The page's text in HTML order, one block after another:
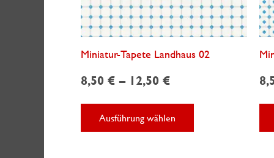
Miniatur-Tapete Landhaus 02
8,50 € – 12,50 €
Ausführung wählen
Dieses